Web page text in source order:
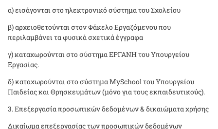
α) εισάγονται στο ηλεκτρονικό σύστημα του Σχολείου
β) αρχειοθετούνται στον Φάκελο Εργαζόμενου που
περιλαμβάνει τα φυσικά σχετικά έγγραφα
γ) καταχωρούνται στο σύστημα ΕΡΓΑΝΗ του Υπουργείου
Εργασίας.
δ) καταχωρούνται στο σύστημα MySchool του Υπουργείου
Παιδείας και Θρησκευμάτων (μόνο για τους εκπαιδευτικούς).
Επεξεργασία προσωπικών δεδομένων & δικαιώματα χρήσης
Δικαίωμα επεξεργασίας των προσωπικών δεδομένων